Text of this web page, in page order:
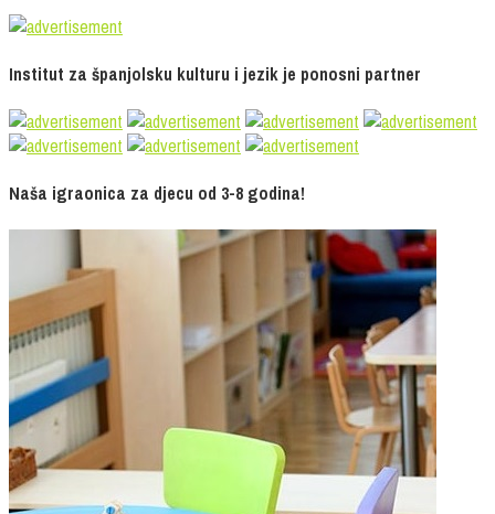
Institut za španjolsku kulturu i jezik je ponosni partner
Naša igraonica za djecu od 3-8 godina!